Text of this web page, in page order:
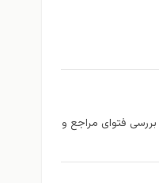
فتوای مراجع و